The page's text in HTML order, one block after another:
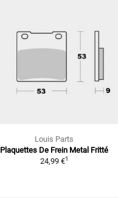
Louis Parts
Plaquettes De Frein Metal Fritté
24,99 €1